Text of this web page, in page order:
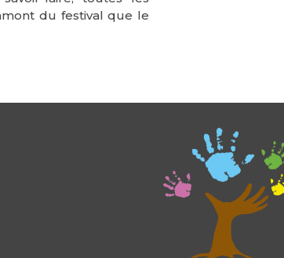
du festival que le